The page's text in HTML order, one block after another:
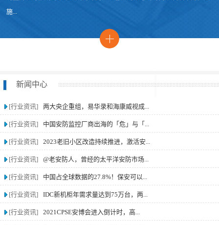
施...
新闻中心
[行业资讯] 两大央企重组，易华录和海康威视成...
[行业资讯] 中国安防监控厂商出海的「危」与「...
[行业资讯] 2023老旧小区改造持续推进，激活安...
[行业资讯] @老安防人，曾经的太平洋安防市场...
[行业资讯] 中国占全球数据的27.8%！保安可以...
[行业资讯] IDC新机柜年需求量达到75万台，两...
[行业资讯] 2021CPSE安博会进入倒计时，高...